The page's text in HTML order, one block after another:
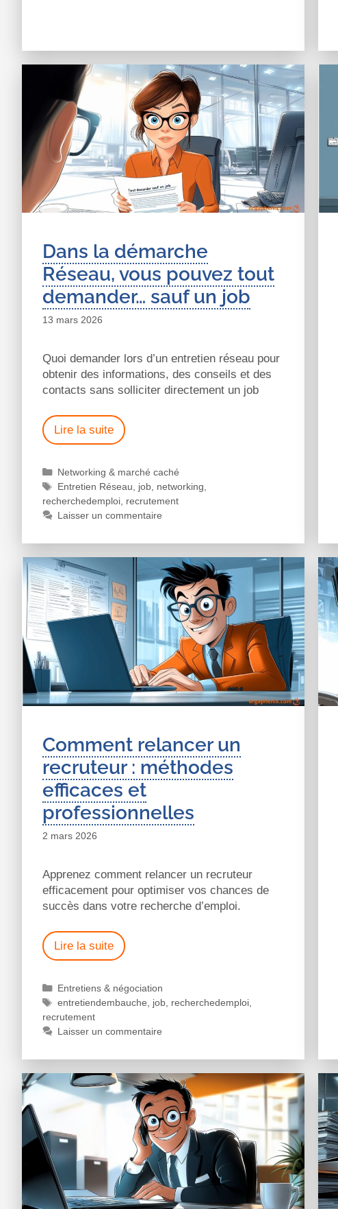
Dans la démarche
Réseau, vous pouvez tout
demander… sauf un job
13 mars 2026
Quoi demander lors d’un entretien réseau pour
obtenir des informations, des conseils et des
contacts sans solliciter directement un job
Lire la suite
Networking & marché caché
Entretien Réseau, job, networking,
recherchedemploi, recrutement
Laisser un commentaire
Comment relancer un
recruteur : méthodes
efficaces et
professionnelles
2 mars 2026
Apprenez comment relancer un recruteur
efficacement pour optimiser vos chances de
succès dans votre recherche d’emploi.
Lire la suite
Entretiens & négociation
entretiendembauche
job, recherchedemploi,
recrutement
Laisser un commentaire